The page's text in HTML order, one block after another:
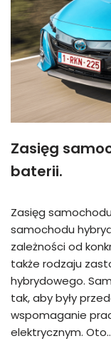
Zasięg
baterii.
Zasięg
samochodu
zależności od
także rodzaju
hybrydowego.
tak, aby były
wspomaganie
elektrycznym.